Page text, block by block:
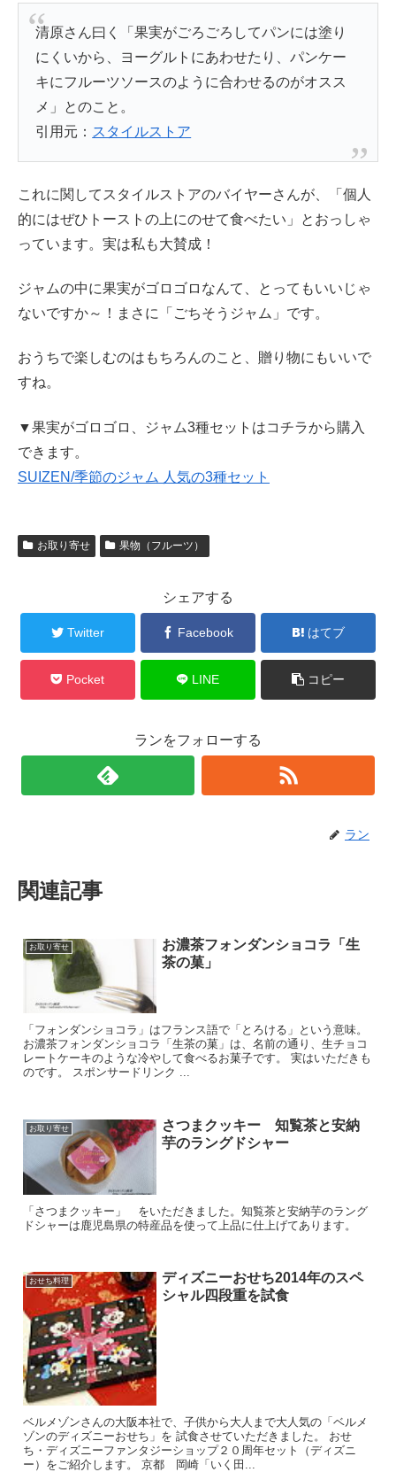
清原さん曰く「果実がごろごろしてパンには塗り
にくいから、ヨーグルトにあわせたり、パンケー
キにフルーツソースのように合わせるのがオスス
メ」とのこと。
引用元： スタイルストア
これに関してスタイルストアのバイヤーさんが、「個人
的にはぜひトーストの上にのせて食べたい」とおっしゃ
っています。実は私も大賛成！
ジャムの中に果実がゴロゴロなんて、とってもいいじゃ
ないですか～！まさに「ごちそうジャム」です。
おうちで楽しむのはもちろんのこと、贈り物にもいいで
すね。
▼果実がゴロゴロ、ジャム3種セットはコチラから購入
できます。
SUIZEN/季節のジャム 人気の3種セット
お取り寄せ 果物（フルーツ）
シェアする
Twitter Facebook はてブ
Pocket LINE コピー
ランをフォローする
ラン
関連記事
お取り寄せ
お濃茶フォンダンショコラ「生
茶の菓」
「フォンダンショコラ」はフランス語で「とろける」という意味。
お濃茶フォンダンショコラ「生茶の菓」は、名前の通り、生チョコ
レートケーキのような冷やして食べるお菓子です。 実はいただきも
のです。 スポンサードリンク ...
お取り寄せ
さつまクッキー 知覧茶と安納
芋のラングドシャー
「さつまクッキー」 をいただきました。知覧茶と安納芋のラング
ドシャーは鹿児島県の特産品を使って上品に仕上げてあります。
おせち料理
ディズニーおせち2014年のスペ
シャル四段重を試食
ベルメゾンさんの大阪本社で、子供から大人まで大人気の「ベルメ
ゾンのディズニーおせち」を 試食させていただきました。 おせ
ち・ディズニーファンタジーショップ２０周年セット（ディズニ
ー）をご紹介します。 京都 岡崎「いく田...